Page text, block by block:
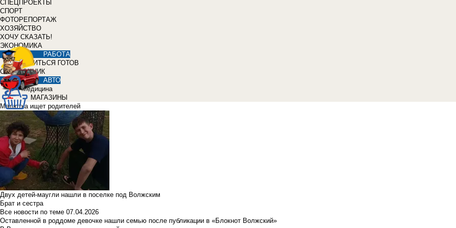
СПЕЦПРОЕКТЫ
СПОРТ
ФОТОРЕПОРТАЖ
ХОЗЯЙСТВО
ХОЧУ СКАЗАТЬ!
ЭКОНОМИКА
РАБОТА
УЧИТЬСЯ ГОТОВ
СПРАВОЧНИК
АВТО
Медицина
МАГАЗИНЫ
Малютка ищет родителей
Двух детей-маугли нашли в поселке под Волжским
Брат и сестра
Все новости по теме 07.04.2026
Оставленной в роддоме девочке нашли семью после публикации в «Блокнот Волжский»